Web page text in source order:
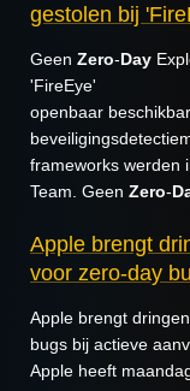
gestolen bij
Geen Zero-Day
'FireEye'
openbaar
frameworks werden
Team. Geen Zero-
Apple brengt
voor zero-day
Apple brengt
bugs bij actieve
Apple heeft